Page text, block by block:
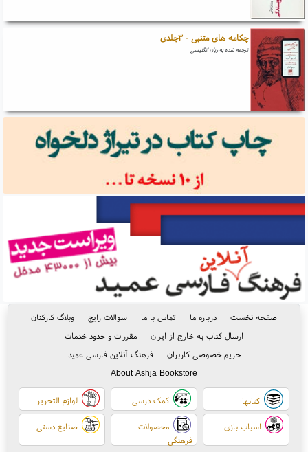
چکامه های متنبی - ۳جلدی
ترجمه شده به زبان انگلیسی
صفحه نخست درباره ما تماس با ما سوالات رایج
وبلاگ کارکنان
ارسال کتاب به خارج از ایران
مقررات و حدود خدمات
حریم خصوصی کاربران
فرهنگ آنلاین فارسی عمید
About Ashja Bookstore
کتابها کمک درسی لوازم التحریر
اسباب بازی
محصولات
فرهنگی
صنایع دستی